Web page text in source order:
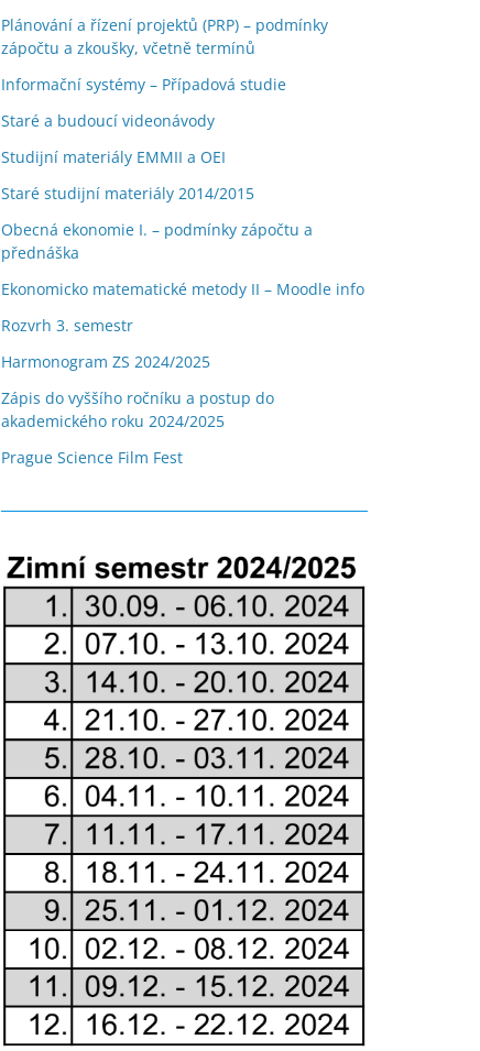
Plánování a řízení projektů (PRP) – podmínky
zápočtu a zkoušky, včetně termínů
Informační systémy – Případová studie
Staré a budoucí videonávody
Studijní materiály EMMII a OEI
Staré studijní materiály 2014/2015
Obecná ekonomie I. – podmínky zápočtu a
přednáška
Ekonomicko matematické metody II – Moodle info
Rozvrh 3. semestr
Harmonogram ZS 2024/2025
Zápis do vyššího ročníku a postup do
akademického roku 2024/2025
Prague Science Film Fest